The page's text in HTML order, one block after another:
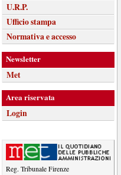
U.R.P.
Ufficio stampa
Normativa e accesso
Newsletter
Met
Area riservata
Login
Reg. Tribunale Firenze